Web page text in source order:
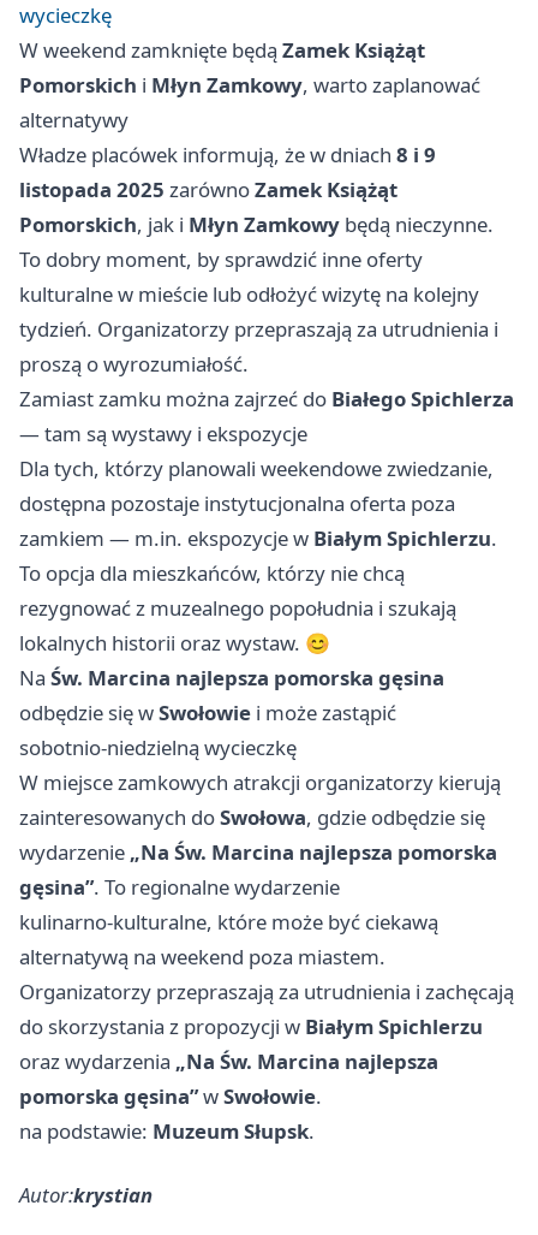
wycieczkę
W weekend zamknięte będą Zamek Książąt
Pomorskich i Młyn Zamkowy, warto zaplanować
alternatywy
Władze placówek informują, że w dniach 8 i 9
listopada 2025 zarównoZamek Książąt
Pomorskich, jak i Młyn Zamkowy będą nieczynne.
To dobry moment, by sprawdzić inne oferty
kulturalne w mieście lub odłożyć wizytę na kolejny
tydzień. Organizatorzy przepraszają za utrudnienia i
proszą o wyrozumiałość.
Zamiast zamku można zajrzeć do Białego Spichlerza
— tam są wystawy i ekspozycje
Dla tych, którzy planowali weekendowe zwiedzanie,
dostępna pozostaje instytucjonalna oferta poza
zamkiem — m.in. ekspozycje w Białym Spichlerzu.
To opcja dla mieszkańców, którzy nie chcą
rezygnować z muzealnego popołudnia i szukają
lokalnych historii oraz wystaw. 😊
Na Św. Marcina najlepsza pomorska gęsina
odbędzie się wSwołowie i może zastąpić
sobotnio‑niedzielną wycieczkę
W miejsce zamkowych atrakcji organizatorzy kierują
zainteresowanych doSwołowa, gdzie odbędzie się
wydarzenie „Na Św. Marcina najlepsza pomorska
gęsina”. To regionalne wydarzenie
kulinarno‑kulturalne, które może być ciekawą
alternatywą na weekend poza miastem.
Organizatorzy przepraszają za utrudnienia i zachęcają
do skorzystania z propozycji w Białym Spichlerzu
oraz wydarzenia „Na Św. Marcina najlepsza
pomorska gęsina”wSwołowie.
na podstawie: Muzeum Słupsk.
Autor:krystian